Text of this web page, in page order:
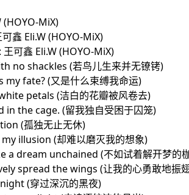
(HOYO-MiX)
鑫 Eli.W (HOYO-MiX)
可鑫 Eli.W (HOYO-MiX)
no shackles (若鸟儿生来并无镣铐)
fate? (又是什么束缚我命运)
petals (洁白的花瓣被风卷去)
in the cage. (留我独自受困于囚笼)
(孤独无止无休)
illusion (却难以磨灭我的想象)
a dream unchained (不如试着解开梦的
spread the wings (让我的心勇敢地振
(穿过深沉的黑夜)